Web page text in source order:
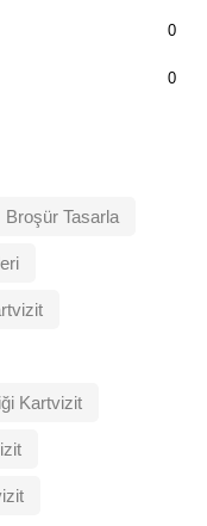
0
0
Broşür Tasarla
Kartvizit